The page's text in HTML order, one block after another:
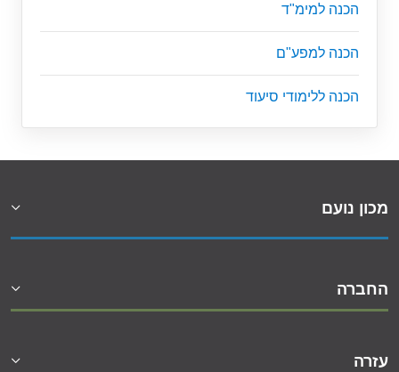
הכנה למימ"ד
הכנה למפע"ם
הכנה ללימודי סיעוד
מכון נועם
החברה
עזרה